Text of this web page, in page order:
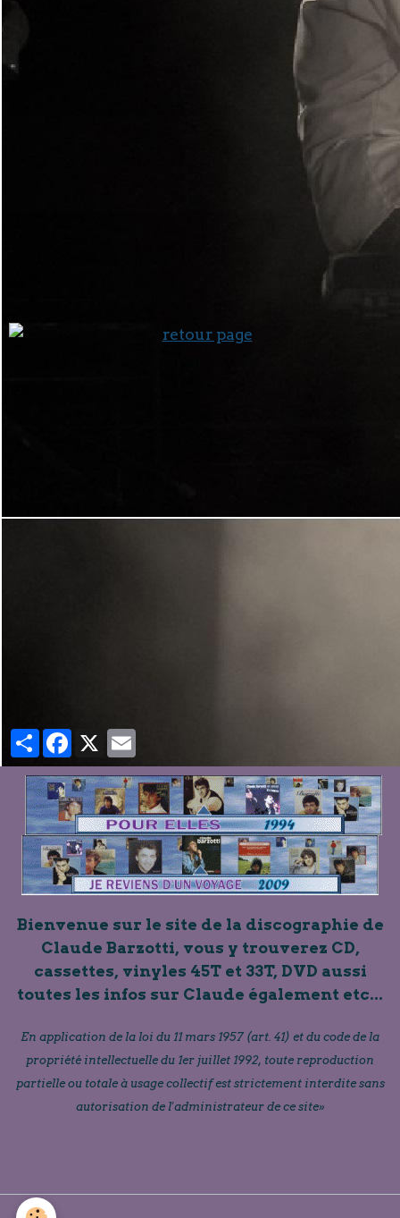
PartagerFacebook
X
Bienvenue sur le site de la discographie de
Claude Barzotti, vous y trouverez CD,
cassettes, vinyles 45T et 33T, DVD aussi
toutes les infos sur Claude également etc...
En application de la loi du 11 mars 1957 (art. 41) et du code de la
propriété intellectuelle du 1er juillet 1992, toute reproduction
partielle ou totale à usage collectif est strictement interdite sans
autorisation de l'administrateur de ce site»